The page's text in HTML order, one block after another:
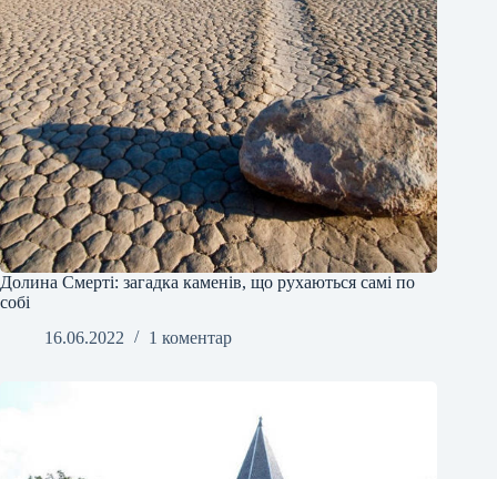
Долина Смерті: загадка каменів, що рухаються самі по
собі
16.06.2022
1 коментар